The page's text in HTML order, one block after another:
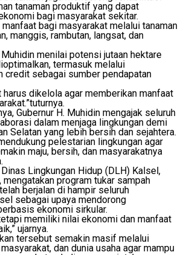
tanaman produktif yang dapat
bagi masyarakat sekitar.
bagi masyarakat melalui tanaman
manggis, rambutan, langsat, dan
Muhidin menilai potensi jutaan hektare
termasuk melalui
credit sebagai sumber pendapatan
dikelola agar memberikan manfaat
Gubernur H. Muhidin mengajak seluruh
dalam menjaga lingkungan demi
Selatan yang lebih bersih dan sejahtera.
pelestarian lingkungan agar
maju, bersih, dan masyarakatnya
Lingkungan Hidup (DLH) Kalsel,
mengatakan program tukar sampah
berjalan di hampir seluruh
sebagai upaya mendorong
ekonomi sirkular.
memiliki nilai ekonomi dan manfaat
ujarnya.
tersebut semakin masif melalui
dan dunia usaha agar mampu